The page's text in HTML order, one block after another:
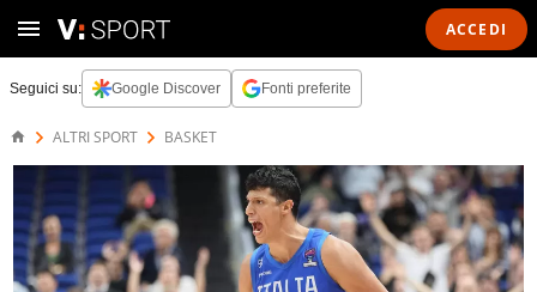
ACCEDI
Seguici su: Google Discover Fonti preferite
ALTRI SPORT BASKET